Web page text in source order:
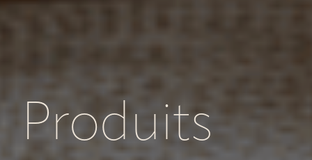
Produits